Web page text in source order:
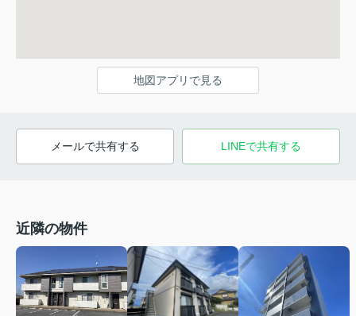
地図アプリで見る
メールで共有する LINEで共有する
近隣の物件